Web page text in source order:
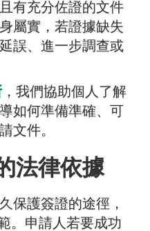
有充分佐證的文件
屬實，若證據缺失
誤、進一步調查或
，我們協助個人了解
如何準備準確、可
文件。
法律依據
保護簽證的途徑，
。申請人若要成功